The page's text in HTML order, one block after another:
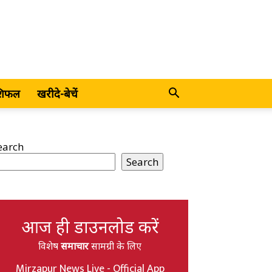
खरीदे-बेचें
Search
आज ही डाउनलोड करें
विशेषसमाचारसामग्री के लिए